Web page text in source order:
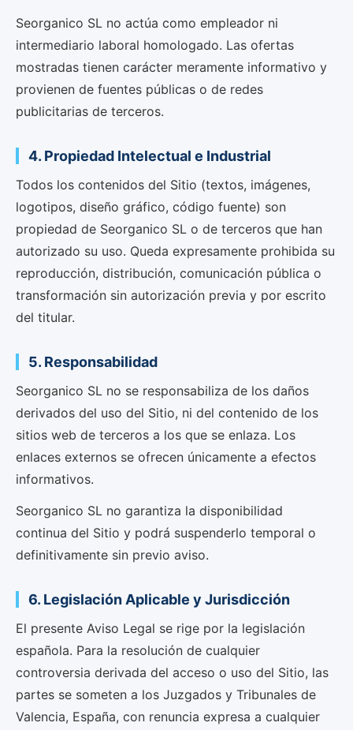
Seorganico SL no actúa como empleador ni
intermediario laboral homologado. Las ofertas
mostradas tienen carácter meramente informativo y
provienen de fuentes públicas o de redes
publicitarias de terceros.
4. Propiedad Intelectual e Industrial
Todos los contenidos del Sitio (textos, imágenes,
logotipos, diseño gráfico, código fuente) son
propiedad de Seorganico SL o de terceros que han
autorizado su uso. Queda expresamente prohibida su
reproducción, distribución, comunicación pública o
transformación sin autorización previa y por escrito
del titular.
5. Responsabilidad
Seorganico SL no se responsabiliza de los daños
derivados del uso del Sitio, ni del contenido de los
sitios web de terceros a los que se enlaza. Los
enlaces externos se ofrecen únicamente a efectos
informativos.
Seorganico SL no garantiza la disponibilidad
continua del Sitio y podrá suspenderlo temporal o
definitivamente sin previo aviso.
6. Legislación Aplicable y Jurisdicción
El presente Aviso Legal se rige por la legislación
española. Para la resolución de cualquier
controversia derivada del acceso o uso del Sitio, las
partes se someten a los Juzgados y Tribunales de
Valencia, España, con renuncia expresa a cualquier